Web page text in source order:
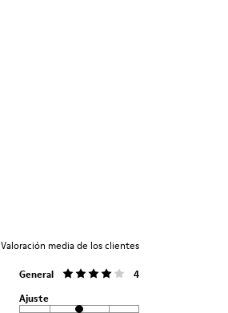
Valoración media de los clientes
General
4
Ajuste